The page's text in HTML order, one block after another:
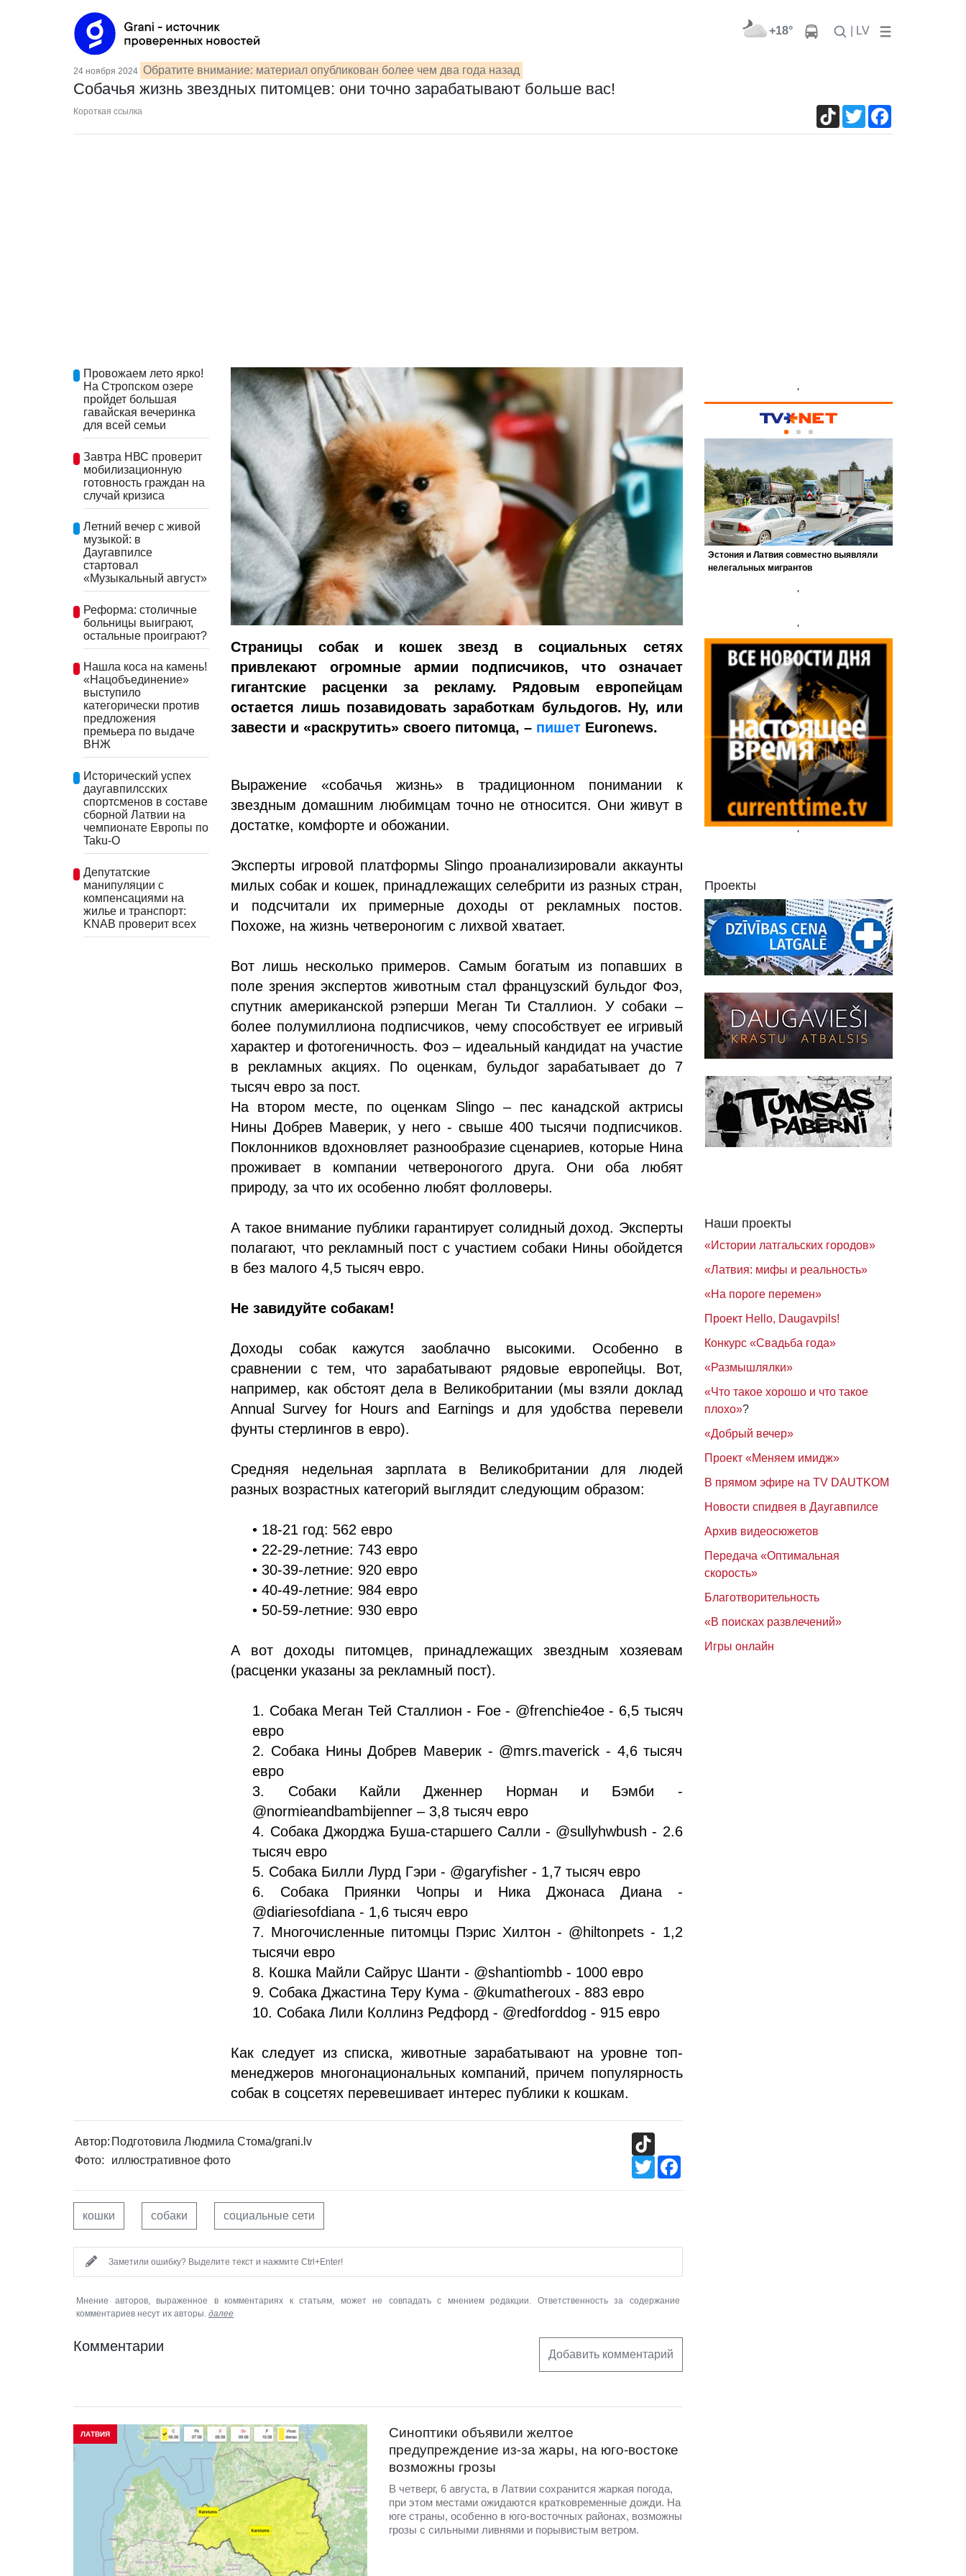
+18° | LV
24 ноября 2024 Обратите внимание: материал опубликован более чем два года назад
Собачья жизнь звездных питомцев: они точно зарабатывают больше вас!
Короткая ссылка TikTokTwitter
Провожаем лето ярко!
На Стропском озере
пройдет большая
гавайская вечеринка
для всей семьи
Завтра НВС проверит
мобилизационную
готовность граждан на
случай кризиса
Летний вечер с живой
музыкой: в
Даугавпилсе
стартовал
«Музыкальный август»
Реформа: столичные
больницы выиграют,
остальные проиграют?
Нашла коса на камень!
«Нацобъединение»
выступило
категорически против
предложения
премьера по выдаче
ВНЖ
Исторический успех
даугавпилсских
спортсменов в составе
сборной Латвии на
чемпионате Европы по
Taku-O
Депутатские
манипуляции с
компенсациями на
жилье и транспорт:
KNAB проверит всех
Страницы собак и кошек звезд в социальных сетях
привлекают огромные армии подписчиков, что означает
гигантские расценки за рекламу. Рядовым европейцам
остается лишь позавидовать заработкам бульдогов. Ну, или
завести и «раскрутить» своего питомца, – пишет Euronews.
Выражение «собачья жизнь» в традиционном понимании к
звездным домашним любимцам точно не относится. Они живут в
достатке, комфорте и обожании.
Эксперты игровой платформы Slingo проанализировали аккаунты
милых собак и кошек, принадлежащих селебрити из разных стран,
и подсчитали их примерные доходы от рекламных постов.
Похоже, на жизнь четвероногим с лихвой хватает.
Вот лишь несколько примеров. Самым богатым из попавших в
поле зрения экспертов животным стал французский бульдог Фоэ,
спутник американской рэперши Меган Ти Сталлион. У собаки –
более полумиллиона подписчиков, чему способствует ее игривый
характер и фотогеничность. Фоэ – идеальный кандидат на участие
в рекламных акциях. По оценкам, бульдог зарабатывает до 7
тысяч евро за пост.
На втором месте, по оценкам Slingo – пес канадской актрисы
Нины Добрев Маверик, у него - свыше 400 тысячи подписчиков.
Поклонников вдохновляет разнообразие сценариев, которые Нина
проживает в компании четвероногого друга. Они оба любят
природу, за что их особенно любят фолловеры.
А такое внимание публики гарантирует солидный доход. Эксперты
полагают, что рекламный пост с участием собаки Нины обойдется
в без малого 4,5 тысяч евро.
Не завидуйте собакам!
Доходы собак кажутся заоблачно высокими. Особенно в
сравнении с тем, что зарабатывают рядовые европейцы. Вот,
например, как обстоят дела в Великобритании (мы взяли доклад
Annual Survey for Hours and Earnings и для удобства перевели
фунты стерлингов в евро).
Средняя недельная зарплата в Великобритании для людей
разных возрастных категорий выглядит следующим образом:
• 18-21 год: 562 евро
• 22-29-летние: 743 евро
• 30-39-летние: 920 евро
• 40-49-летние: 984 евро
• 50-59-летние: 930 евро
А вот доходы питомцев, принадлежащих звездным хозяевам
(расценки указаны за рекламный пост).
1. Собака Меган Тей Сталлион - Foe - @frenchie4oe - 6,5 тысяч
евро
2. Собака Нины Добрев Маверик - @mrs.maverick - 4,6 тысяч
евро
3. Собаки Кайли Дженнер Норман и Бэмби -
@normieandbambijenner – 3,8 тысяч евро
4. Собака Джорджа Буша-старшего Салли - @sullyhwbush - 2.6
тысяч евро
5. Собака Билли Лурд Гэри - @garyfisher - 1,7 тысяч евро
6. Собака Приянки Чопры и Ника Джонаса Диана -
@diariesofdiana - 1,6 тысяч евро
7. Многочисленные питомцы Пэрис Хилтон - @hiltonpets - 1,2
тысячи евро
8. Кошка Майли Сайрус Шанти - @shantiombb - 1000 евро
9. Собака Джастина Теру Кума - @kumatheroux - 883 евро
10. Собака Лили Коллинз Редфорд - @redforddog - 915 евро
Как следует из списка, животные зарабатывают на уровне топ-
менеджеров многонациональных компаний, причем популярность
собак в соцсетях перевешивает интерес публики к кошкам.
Автор: Подготовила Людмила Стома/grani.lv
Фото:
иллюстративное фото
TikTok
TwitterFacebook
кошки собаки социальные сети
Заметили ошибку? Выделите текст и нажмите Ctrl+Enter!
Мнение авторов, выраженное в комментариях к статьям, может не совпадать с мнением редакции. Ответственность за содержание
комментариев несут их авторы. далее
Комментарии
Добавить комментарий
ЛАТВИЯ
Синоптики объявили желтое
предупреждение из-за жары, на юго-востоке
возможны грозы
В четверг, 6 августа, в Латвии сохранится жаркая погода,
при этом местами ожидаются кратковременные дожди. На
юге страны, особенно в юго-восточных районах, возможны
грозы с сильными ливнями и порывистым ветром.
'
'
'
'
Проекты
Наши проекты
«Истории латгальских городов»
«Латвия: мифы и реальность»
«На пороге перемен»
Проект Hello, Daugavpils!
Конкурс «Свадьба года»
«Размышлялки»
«Что такое хорошо и что такое
плохо»?
«Добрый вечер»
Проект «Меняем имидж»
В прямом эфире на TV DAUTKOM
Новости спидвея в Даугавпилсе
Архив видеосюжетов
Передача «Оптимальная
скорость»
Благотворительность
«В поисках развлечений»
Игры онлайн